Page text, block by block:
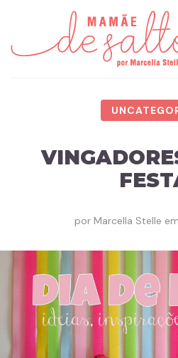
por Marcella Stelle em